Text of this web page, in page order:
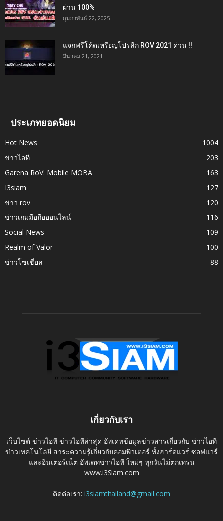
ผ่าน 100%
กุมภาพันธ์ 22, 2025
แจกฟรีโค้ดเหรียญโปรลีก ROV 2021 ด่วน !!
มีนาคม 21, 2021
ประเภทยอดนิยม
Hot News
1004
ข่าวไอที
203
Garena RoV: Mobile MOBA
163
I3siam
127
ข่าว rov
120
ข่าวเกมมือถือออนไลน์
116
Social News
109
Realm of Valor
100
ข่าวโซเชี่ยล
88
เกี่ยวกับเรา
เว็บไซต์ ข่าวไอที ข่าวไอทีล่าสุด อัพเดทข้อมูลข่าวสารเกี่ยวกับ ข่าวไอที
ข่าวเทคโนโลยี สาระความรู้เกี่ยวกับคอมพิวเตอร์ ทั้งฮาร์ดแวร์ ซอฟแวร์
และอินเตอร์เน็ต อัพเดทข่าวไอที ใหม่ๆ ทุกวันไม่ตกเทรน
www.i3Siam.com
ติดต่อเรา: i3siamthailand@gmail.com